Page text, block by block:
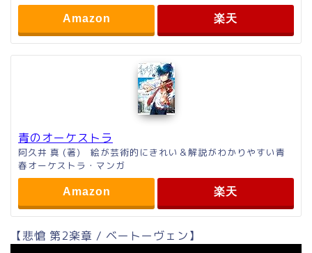
Amazon 楽天
青のオーケストラ
阿久井 真 (著) 絵が芸術的にきれい＆解説がわかりやすい青
春オーケストラ・マンガ
Amazon 楽天
【悲愴 第2楽章 / ベートーヴェン】